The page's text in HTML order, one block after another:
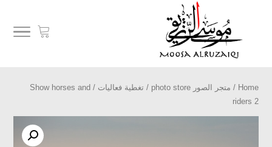
Home
/ متجر الصور photo store / تغطية فعاليات
/ Show horses and
riders 2